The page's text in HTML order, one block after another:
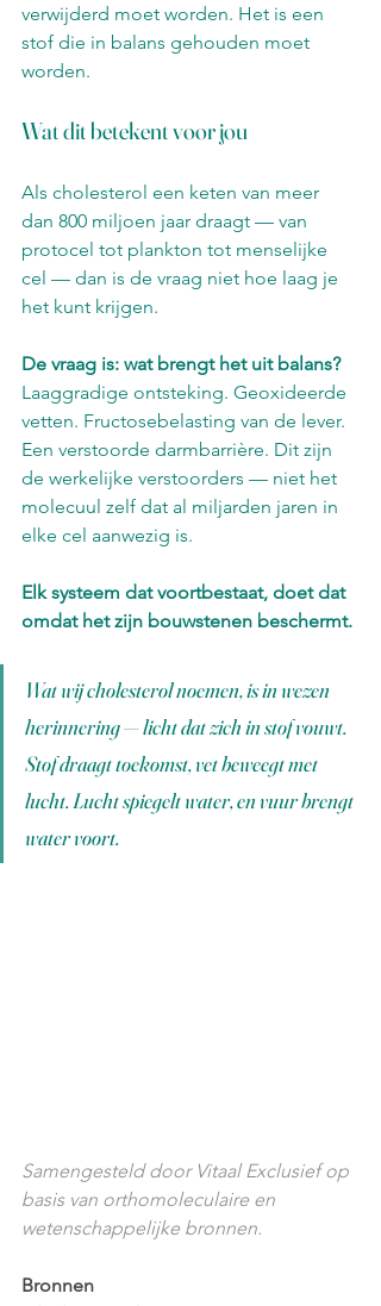
verwijderd moet worden. Het is een
stof die in balans gehouden moet
worden.
Wat dit betekent voor jou
Als cholesterol een keten van meer
dan 800 miljoen jaar draagt — van
protocel tot plankton tot menselijke
cel — dan is de vraag niet hoe laag je
het kunt krijgen.
De vraag is: wat brengt het uit balans?
Laaggradige ontsteking. Geoxideerde
vetten. Fructosebelasting van de lever.
Een verstoorde darmbarrière. Dit zijn
de werkelijke verstoorders — niet het
molecuul zelf dat al miljarden jaren in
elke cel aanwezig is.
Elk systeem dat voortbestaat, doet dat
omdat het zijn bouwstenen beschermt.
Wat wij cholesterol noemen, is in wezen
herinnering — licht dat zich in stof vouwt.
Stof draagt toekomst, vet beweegt met
lucht. Lucht spiegelt water, en vuur brengt
water voort.
Samengesteld door Vitaal Exclusief op
basis van orthomoleculaire en
wetenschappelijke bronnen.
Bronnen